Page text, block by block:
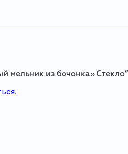
мельник из бочонка» Стекло”
.